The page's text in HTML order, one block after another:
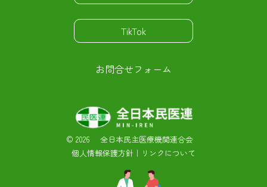
TikTok
お問合せフォーム
© 2026 全日本民主医療機関連合会
個人情報保護方針 ｜ リンクについて